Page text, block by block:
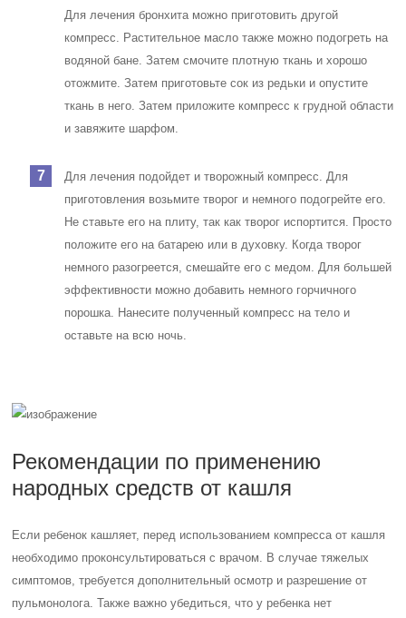
Для лечения бронхита можно приготовить другой
компресс. Растительное масло также можно подогреть на
водяной бане. Затем смочите плотную ткань и хорошо
отожмите. Затем приготовьте сок из редьки и опустите
ткань в него. Затем приложите компресс к грудной области
и завяжите шарфом.
Для лечения подойдет и творожный компресс. Для
приготовления возьмите творог и немного подогрейте его.
Не ставьте его на плиту, так как творог испортится. Просто
положите его на батарею или в духовку. Когда творог
немного разогреется, смешайте его с медом. Для большей
эффективности можно добавить немного горчичного
порошка. Нанесите полученный компресс на тело и
оставьте на всю ночь.
Рекомендации по применению
народных средств от кашля
Если ребенок кашляет, перед использованием компресса от кашля
необходимо проконсультироваться с врачом. В случае тяжелых
симптомов, требуется дополнительный осмотр и разрешение от
пульмонолога. Также важно убедиться, что у ребенка нет